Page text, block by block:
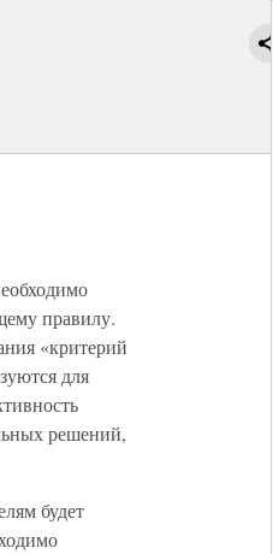
правилу.
«критерий
для
решений,
будет